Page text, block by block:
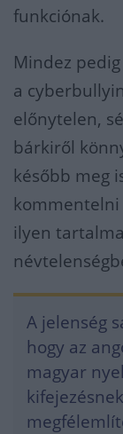
funkciónak.
Mindez
a
előnytelen,
bárkiről
később meg
kommentelni
ilyen
A jelenség
hogy az
magyar